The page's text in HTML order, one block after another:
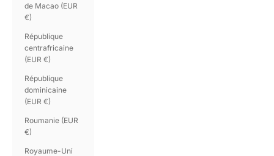
de Macao (EUR
€)
République
centrafricaine
(EUR €)
République
dominicaine
(EUR €)
Roumanie (EUR
€)
Royaume-Uni